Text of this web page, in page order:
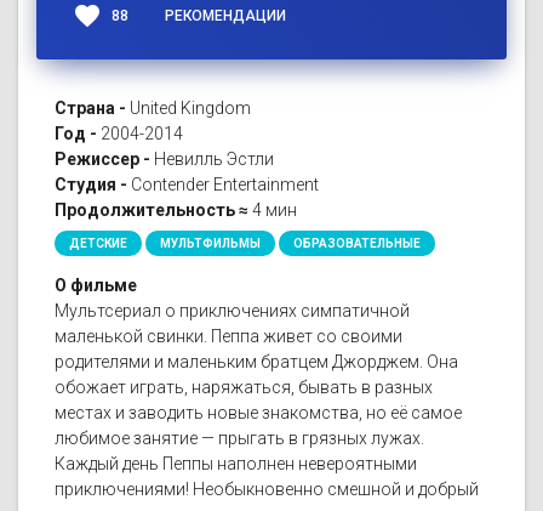
favorite 88 РЕКОМЕНДАЦИИ
Страна - United Kingdom
Год - 2004-2014
Режиссер - Невилль Эстли
Студия - Contender Entertainment
Продолжительность ≈ 4 мин
ДЕТСКИЕ МУЛЬТФИЛЬМЫ ОБРАЗОВАТЕЛЬНЫЕ
О фильме
Мультсериал о приключениях симпатичной
маленькой свинки. Пеппа живет со своими
родителями и маленьким братцем Джорджем. Она
обожает играть, наряжаться, бывать в разных
местах и заводить новые знакомства, но её самое
любимое занятие — прыгать в грязных лужах.
Каждый день Пеппы наполнен невероятными
приключениями! Необыкновенно смешной и добрый